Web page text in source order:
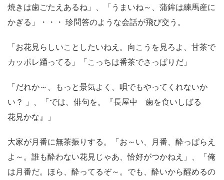
焼きは歯ごたえあるね」、「うまいね～、蒲鉾は練馬産に
かぎる」・・・ 珍問答のような会話が飛び交う。
「お花見らしいことしたいねえ。向こうを見ろよ、甘茶で
カッポレ踊ってる」「こっちは番茶でさっぱりだ」
「だれか～、もっと景気よく、唄でもやってくれないか
い？ 」、「では、俳句を。『長屋中 歯を食いしばる
花見かな』」
大家が月番に無茶振りする。「お～い、月番、酔っぱらえ
よ～。誰も酔わない花見じゃあ、恰好がつかねえ」、「俺
は月番だ。ほら、酔ってるぞ～。でも、酔いから醒めるの